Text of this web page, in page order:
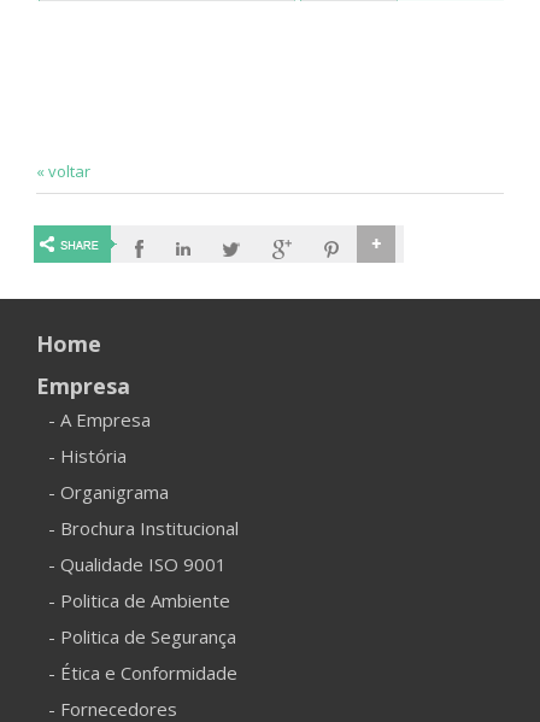
« voltar
Home
Empresa
- A Empresa
- História
- Organigrama
- Brochura Institucional
- Qualidade ISO 9001
- Politica de Ambiente
- Politica de Segurança
- Ética e Conformidade
- Fornecedores